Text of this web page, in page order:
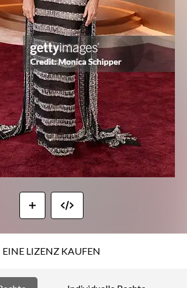
EINE LIZENZ KAUFEN